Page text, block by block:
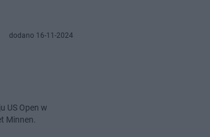
dodano 16-11-2024
US Open w
Minnen.